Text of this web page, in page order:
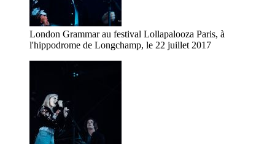
London Grammar au festival Lollapalooza Paris, à
l'hippodrome de Longchamp, le 22 juillet 2017